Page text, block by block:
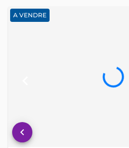
A VENDRE
keyboard_arrow_left